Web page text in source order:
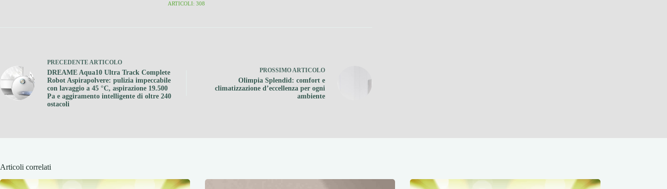
ARTICOLI: 308
PRECEDENTEARTICOLO
DREAME Aqua10 Ultra Track Complete
Robot Aspirapolvere: pulizia impeccabile
con lavaggio a 45 °C, aspirazione 19.500
Pa e aggiramento intelligente di oltre 240
ostacoli
PROSSIMOARTICOLO
Olimpia Splendid: comfort e
climatizzazione d’eccellenza per ogni
ambiente
Articoli correlati